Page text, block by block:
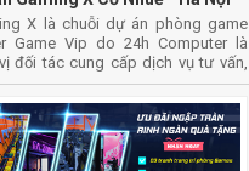
X là chuỗi dự án phòng game
Game Vip do 24h Computer là
đối tác cung cấp dịch vụ tư vấn,
thi công lắp đặt và cung cấp vật
bị phòng Game